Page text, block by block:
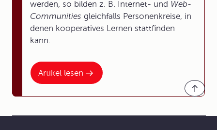
Artikel lesen
werden, so bilden z. B. Internet- und Web-
Communities gleichfalls Personenkreise, in
denen kooperatives Lernen stattfinden
kann.